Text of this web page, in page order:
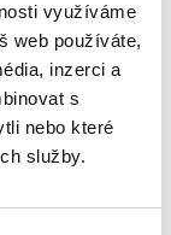
využíváme
web používáte,
inzerci a
s
nebo které
služby.